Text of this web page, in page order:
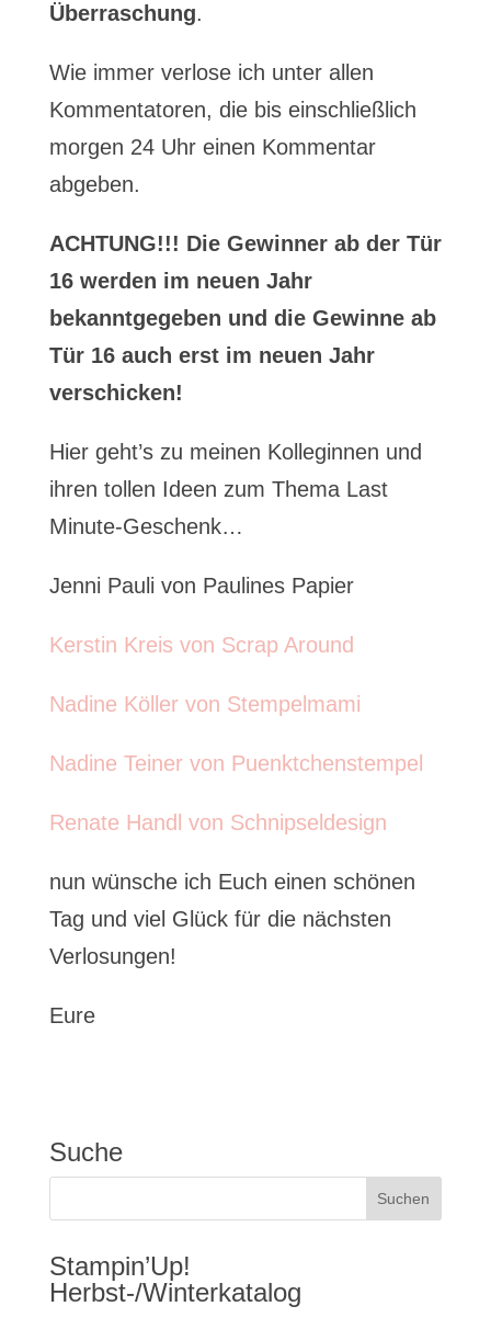
Überraschung.
Wie immer verlose ich unter allen
Kommentatoren, die bis einschließlich
morgen 24 Uhr einen Kommentar
abgeben.
ACHTUNG!!! Die Gewinner ab der Tür
16 werden im neuen Jahr
bekanntgegeben und die Gewinne ab
Tür 16 auch erst im neuen Jahr
verschicken!
Hier geht’s zu meinen Kolleginnen und
ihren tollen Ideen zum Thema Last
Minute-Geschenk…
Jenni Pauli von Paulines Papier
Kerstin Kreis von Scrap Around
Nadine Köller von Stempelmami
Nadine Teiner von Puenktchenstempel
Renate Handl von Schnipseldesign
nun wünsche ich Euch einen schönen
Tag und viel Glück für die nächsten
Verlosungen!
Eure
Suche
Stampin’Up!
Herbst-/Winterkatalog